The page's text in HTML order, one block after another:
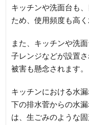
キッチンや洗面台も
ため、使用頻度も高
また、キッチンや洗
子レンジなどが設置
被害も懸念されます。
キッチンにおける水
下の排水菅からの水
は、生ごみのような